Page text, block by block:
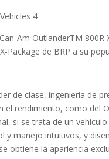
Am OutlanderTM 800R
de BRP a su
de clase, ingeniería de
el rendimiento, como del
si se trata de un
y manejo intuitivos, y
obtiene la apariencia